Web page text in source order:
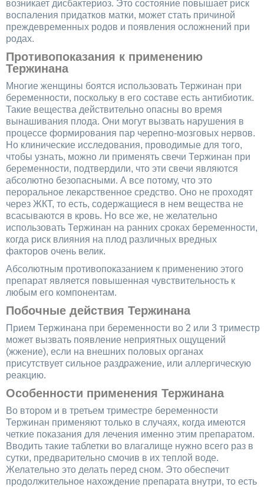
возникает дисбактериоз. Это состояние повышает риск
воспаления придатков матки, может стать причиной
преждевременных родов и появления осложнений при
родах.
Противопоказания к применению
Тержинана
Многие женщины боятся использовать Тержинан при
беременности, поскольку в его составе есть антибиотик.
Такие вещества действительно опасны во время
вынашивания плода. Они могут вызвать нарушения в
процессе формирования пар черепно-мозговых нервов.
Но клинические исследования, проводимые для того,
чтобы узнать, можно ли применять свечи Тержинан при
беременности, подтвердили, что эти свечи являются
абсолютно безопасными. А все потому, что это
пероральное лекарственное средство. Оно не проходят
через ЖКТ, то есть, содержащиеся в нем вещества не
всасываются в кровь. Но все же, не желательно
использовать Тержинан на ранних сроках беременности,
когда риск влияния на плод различных вредных
факторов очень велик.
Абсолютным противопоказанием к применению этого
препарат является повышенная чувствительность к
любым его компонентам.
Побочные действия Тержинана
Прием Тержинана при беременности во 2 или 3 триместр
может вызвать появление неприятных ощущений
(жжение), если на внешних половых органах
присутствует сильное раздражение, или аллергическую
реакцию.
Особенности применения Тержинана
Во втором и в третьем триместре беременности
Тержинан применяют только в случаях, когда имеются
четкие показания для лечения именно этим препаратом.
Вводить такие таблетки во влагалище нужно всего раз в
сутки, предварительно смочив в их теплой воде.
Желательно это делать перед сном. Это обеспечит
продолжительное нахождение препарата внутри, то есть